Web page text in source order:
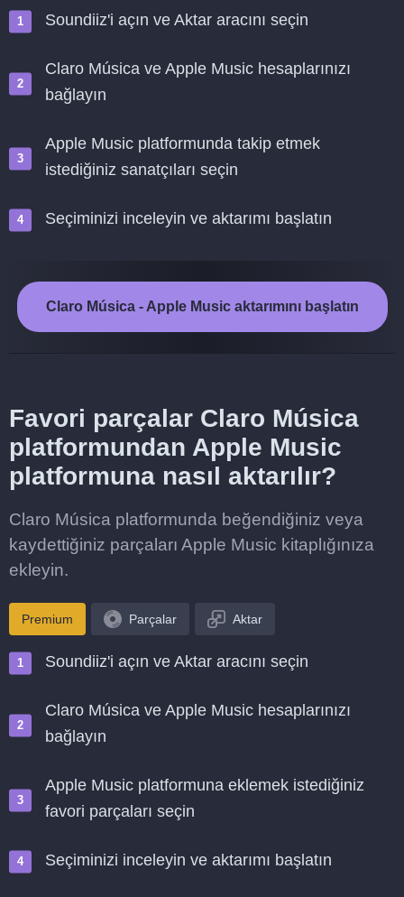
Soundiiz'i açın ve Aktar aracını seçin
Claro Música ve Apple Music hesaplarınızı
bağlayın
Apple Music platformunda takip etmek
istediğiniz sanatçıları seçin
Seçiminizi inceleyin ve aktarımı başlatın
Claro Música - Apple Music aktarımını başlatın
Favori parçalar Claro Música
platformundan Apple Music
platformuna nasıl aktarılır?
Claro Música platformunda beğendiğiniz veya
kaydettiğiniz parçaları Apple Music kitaplığınıza
ekleyin.
Premium Parçalar Aktar
Soundiiz'i açın ve Aktar aracını seçin
Claro Música ve Apple Music hesaplarınızı
bağlayın
Apple Music platformuna eklemek istediğiniz
favori parçaları seçin
Seçiminizi inceleyin ve aktarımı başlatın